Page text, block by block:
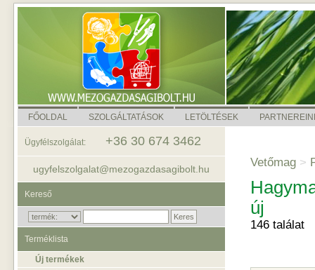
FŐOLDAL SZOLGÁLTATÁSOK LETÖLTÉSEK
Vetőmag >
új
146 találat
Ügyfélszolgálat: +36 30 674 3462
ugyfelszolgalat@mezogazdasagibolt.hu
Kereső
Terméklista
Új termékek